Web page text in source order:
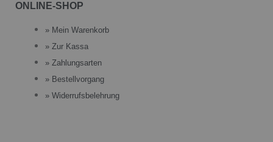
ONLINE-SHOP
» Mein Warenkorb
» Zur Kassa
» Zahlungsarten
» Bestellvorgang
» Widerrufsbelehrung